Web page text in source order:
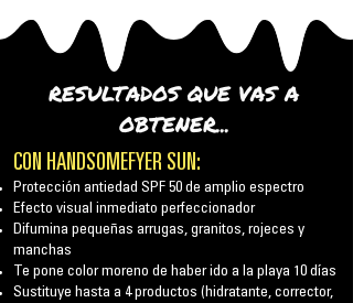
RESULTADOS QUE VAS A
OBTENER...
CON HANDSOMEFYER SUN:
Protección antiedad SPF 50 de amplio espectro
Efecto visual inmediato perfeccionador
Difumina pequeñas arrugas, granitos, rojeces y
manchas
Te pone color moreno de haber ido a la playa 10 días
Sustituye hasta a 4 productos (hidratante, corrector,